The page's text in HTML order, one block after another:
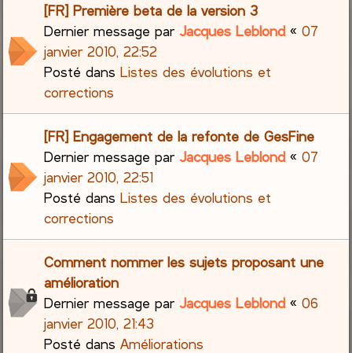
[FR] Première beta de la version 3
Dernier message parJacques Leblond «07
janvier 2010, 22:52
Posté dansListes des évolutions et
corrections
[FR] Engagement de la refonte de GesFine
Dernier message parJacques Leblond «07
janvier 2010, 22:51
Posté dansListes des évolutions et
corrections
Comment nommer les sujets proposant une
amélioration
Dernier message parJacques Leblond «06
janvier 2010, 21:43
Posté dansAméliorations